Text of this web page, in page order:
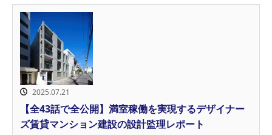
2025.07.21
【全43話で全公開】満室稼働を実現するデザイナー
ズ賃貸マンション建設の設計監理レポート